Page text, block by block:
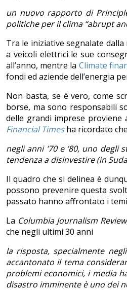
un nuovo rapporto di
politiche per il clima “abrupt
Tra le iniziative segnalate
a veicoli elettrici le sue
all’anno, mentre la Climate
fondi ed aziende dell’energia
Non basta, se è vero, come
borse, ma sono responsabili
delle grandi imprese proviene
Financial Timesha ricordato che
negli anni ’70 e ’80, uno
tendenza a disinvestire (in
Il quadro che si delinea è
possono prevenire questa
passato hanno affrontato i
La Columbia Journalism Review
che negli ultimi 30 anni
la risposta, specialmente
accantonato il tema
problemi economici, i media
disastro imminente è uno dei